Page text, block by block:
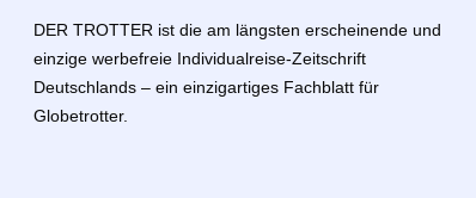
DER TROTTER ist die am längsten erscheinende und
einzige werbefreie Individualreise-Zeitschrift
Deutschlands – ein einzigartiges Fachblatt für
Globetrotter.